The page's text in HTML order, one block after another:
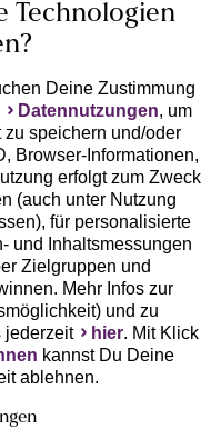
Technologien
Deine Zustimmung
Datennutzungen, um
zu speichern und/oder
Browser-Informationen,
erfolgt zum Zweck
(auch unter Nutzung
für personalisierte
und Inhaltsmessungen
Zielgruppen und
Mehr Infos zur
und zu
jederzeit
hier. Mit Klick
kannst Du Deine
ablehnen.